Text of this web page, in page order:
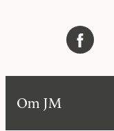
Om JM